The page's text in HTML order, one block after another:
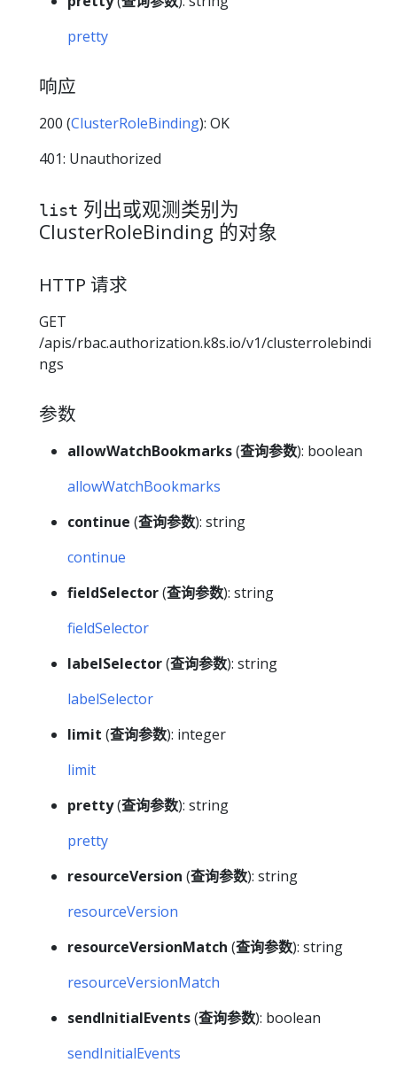
pretty
响应
200 (ClusterRoleBinding): OK
401: Unauthorized
list 列出或观测类别为
ClusterRoleBinding 的对象
HTTP 请求
GET
/apis/rbac.authorization.k8s.io/v1/clusterrolebindi
ngs
参数
allowWatchBookmarks(查询参数): boolean
allowWatchBookmarks
continue (查询参数): string
continue
fieldSelector(查询参数): string
fieldSelector
labelSelector(查询参数): string
labelSelector
limit (查询参数): integer
limit
pretty(查询参数): string
pretty
resourceVersion (查询参数): string
resourceVersion
resourceVersionMatch (查询参数): string
resourceVersionMatch
sendInitialEvents(查询参数): boolean
sendInitialEvents